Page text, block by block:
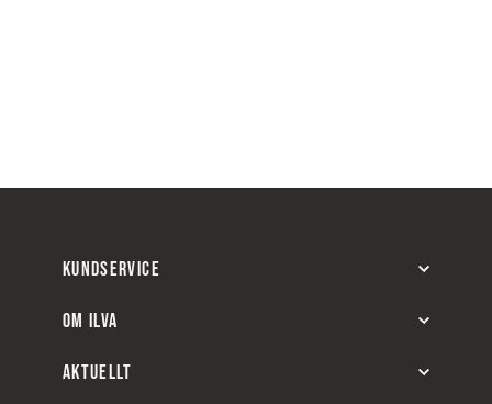
KUNDSERVICE
OM ILVA
AKTUELLT